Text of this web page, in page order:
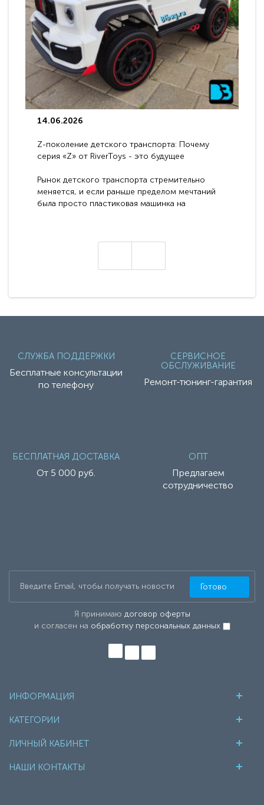
14.06.2026
Z-поколение детского транспорта: Почему
серия «Z» от RiverToys - это будущее
Рынок детского транспорта стремительно
меняется, и если раньше пределом мечтаний
была просто пластиковая машинка на
СЛУЖБА ПОДДЕРЖКИ
Бесплатные консультации
по телефону
СЕРВИСНОЕ
ОБСЛУЖИВАНИЕ
Ремонт-тюнинг-гарантия
БЕСПЛАТНАЯ ДОСТАВКА
От 5 000 руб.
ОПТ
Предлагаем
сотрудничество
Я принимаю договор оферты
и согласен на обработку персональных данных
Готово
ИНФОРМАЦИЯ
КАТЕГОРИИ
ЛИЧНЫЙ КАБИНЕТ
НАШИ КОНТАКТЫ